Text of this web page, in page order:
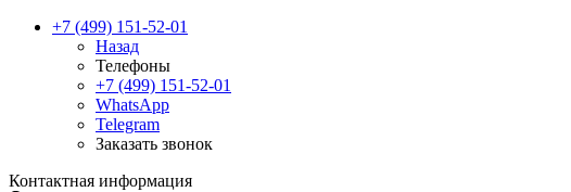
+7 (499) 151-52-01
Назад
Телефоны
+7 (499) 151-52-01
WhatsApp
Telegram
Заказать звонок
Контактная информация